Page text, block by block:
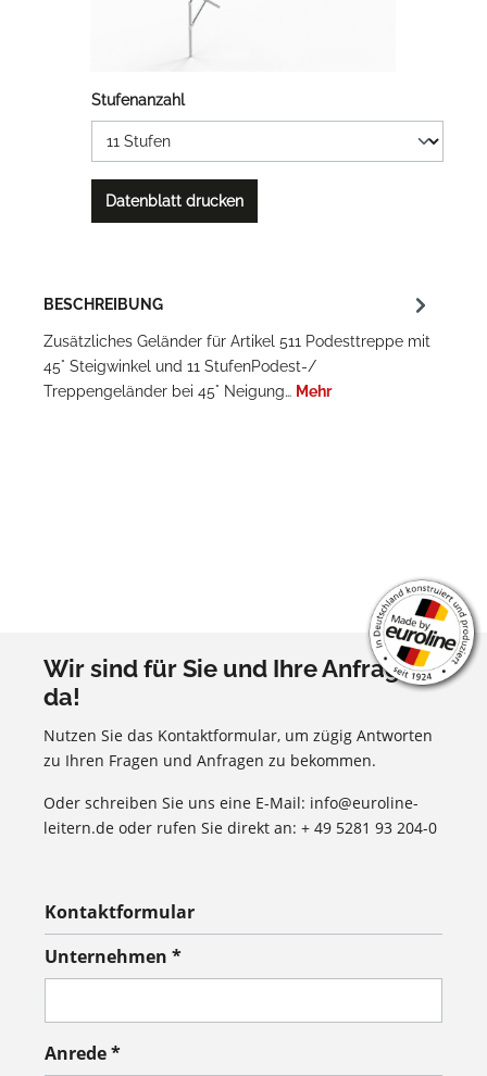
Stufenanzahl
Datenblatt drucken
BESCHREIBUNG
Zusätzliches Geländer für Artikel 511 Podesttreppe mit
45° Steigwinkel und 11 StufenPodest-/
Treppengeländer bei 45° Neigung… Mehr
Wir sind für Sie und Ihre Anfragen
da!
Nutzen Sie das Kontaktformular, um zügig Antworten
zu Ihren Fragen und Anfragen zu bekommen.
Oder schreiben Sie uns eine E-Mail: info@euroline-
leitern.de oder rufen Sie direkt an: + 49 5281 93 204-0
Kontaktformular
Unternehmen *
Anrede *